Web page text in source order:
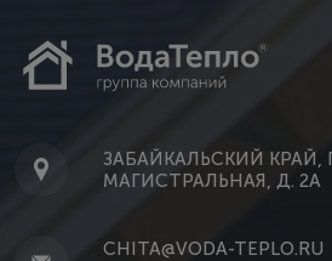
ЗАБАЙКАЛЬСКИЙ КРАЙ,
МАГИСТРАЛЬНАЯ, Д. 2А
CHITA@VODA-TEPLO.RU